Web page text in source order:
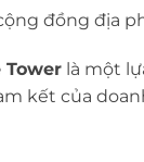
đồng địa
Tower là một
kết của